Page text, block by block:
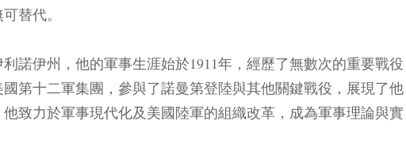
替代。
諾伊州，他的軍事生涯始於1911年，經歷了無數次的重要戰役
第十二軍集團，參與了諾曼第登陸與其他關鍵戰役，展現了他
致力於軍事現代化及美國陸軍的組織改革，成為軍事理論與實